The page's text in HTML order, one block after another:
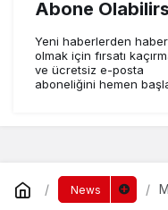
Abone
Yeni haberlerden
olmak için fırsatı
ve ücretsiz e-posta
aboneliğini hemen
News